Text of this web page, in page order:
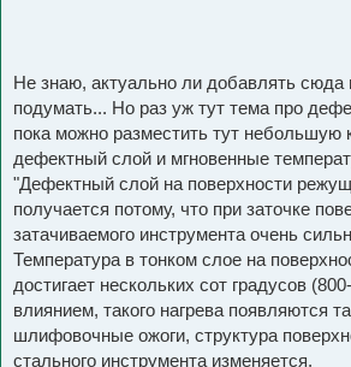
Не знаю, актуально ли добавлять сюда
подумать... Но раз уж тут тема про
пока можно разместить тут небольшую
дефектный слой и мгновенные
"Дефектный слой на поверхности
получается потому, что при заточке
затачиваемого инструмента очень
Температура в тонком слое на
достигает нескольких сот градусов
влиянием, такого нагрева появляются
шлифовочные ожоги, структура
стального инструмента изменяется.